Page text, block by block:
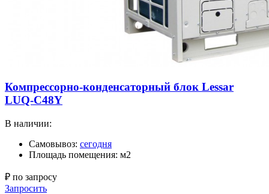
Компрессорно-конденсаторный блок Lessar
LUQ-C48Y
В наличии:
Самовывоз: сегодня
Площадь помещения: м2
₽ по запросу
Запросить